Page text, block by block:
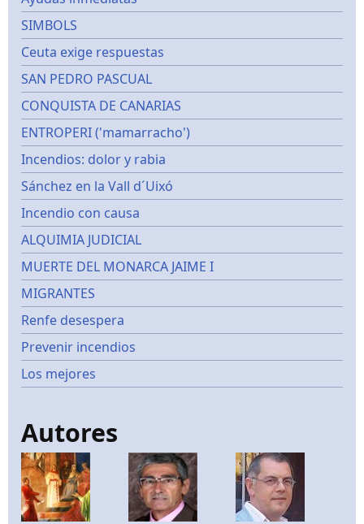
SIMBOLS
Ceuta exige respuestas
SAN PEDRO PASCUAL
CONQUISTA DE CANARIAS
ENTROPERI ('mamarracho')
Incendios: dolor y rabia
Sánchez en la Vall d´Uixó
Incendio con causa
ALQUIMIA JUDICIAL
MUERTE DEL MONARCA JAIME I
MIGRANTES
Renfe desespera
Prevenir incendios
Los mejores
Autores